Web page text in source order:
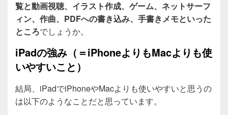
覧と動画視聴、イラスト作成、ゲーム、ネットサーフ
ィン、作曲、PDFへの書き込み、手書きメモといった
ところでしょうか。
iPadの強み（＝iPhoneよりもMacよりも使
いやすいこと）
結局、iPadでiPhoneやMacよりも使いやすいと思うの
は以下のようなことだと思っています。